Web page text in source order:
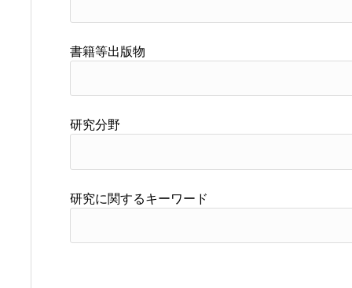
書籍等出版物
研究分野
研究に関するキーワード